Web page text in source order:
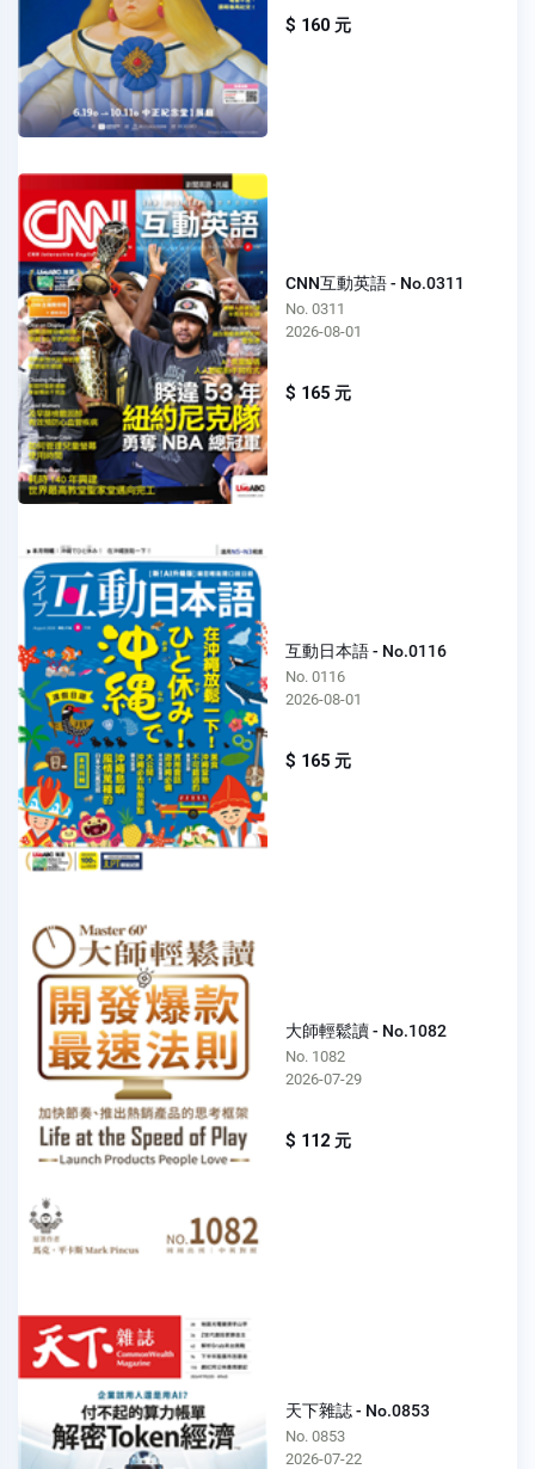
$ 160 元
CNN互動英語 - No.0311
No. 0311
2026-08-01
$ 165 元
互動日本語 - No.0116
No. 0116
2026-08-01
$ 165 元
大師輕鬆讀 - No.1082
No. 1082
2026-07-29
$ 112 元
天下雜誌 - No.0853
No. 0853
2026-07-22